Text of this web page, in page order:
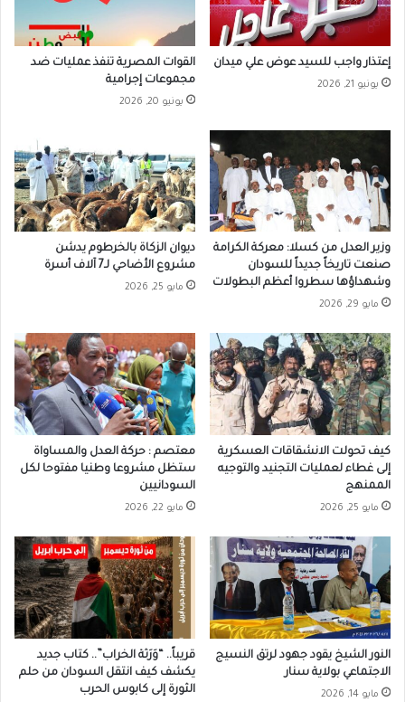
إعتذار واجب للسيد عوض علي ميدان
يونيو 21, 2026
القوات المصرية تنفذ عمليات ضد
مجموعات إجرامية
يونيو 20, 2026
وزير العدل من كسلا: معركة الكرامة
صنعت تاريخاً جديداً للسودان
وشهداؤها سطروا أعظم البطولات
مايو 29, 2026
ديوان الزكاة بالخرطوم يدشن
مشروع الأضاحي لـ7 آلاف أسرة
مايو 25, 2026
كيف تحولت الانشقاقات العسكرية
إلى غطاء لعمليات التجنيد والتوجيه
الممنهج
مايو 25, 2026
معتصم : حركة العدل والمساواة
ستظل مشروعا وطنيا مفتوحا لكل
السودانيين
مايو 22, 2026
النور الشيخ يقود جهود لرتق النسيج
الاجتماعي بولاية سنار
مايو 14, 2026
قريباً.. “وَرَثة الخراب”.. كتاب جديد
يكشف كيف انتقل السودان من حلم
الثورة إلى كابوس الحرب